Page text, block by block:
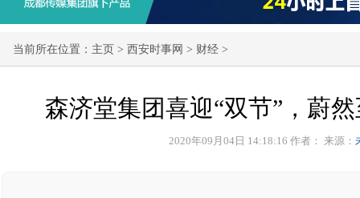
当前所在位置： 主页 > 西安时事网 > 财经 >
森济堂集团喜迎“双节”，蔚
2020年09月04日 14:18:16 作者： 来源：